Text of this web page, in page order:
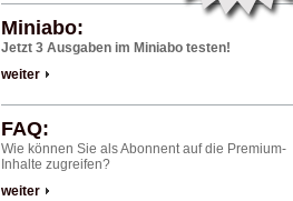
Miniabo:
Jetzt 3 Ausgaben im Miniabo testen!
weiter
FAQ:
Wie können Sie als Abonnent auf die Premium-
Inhalte zugreifen?
weiter